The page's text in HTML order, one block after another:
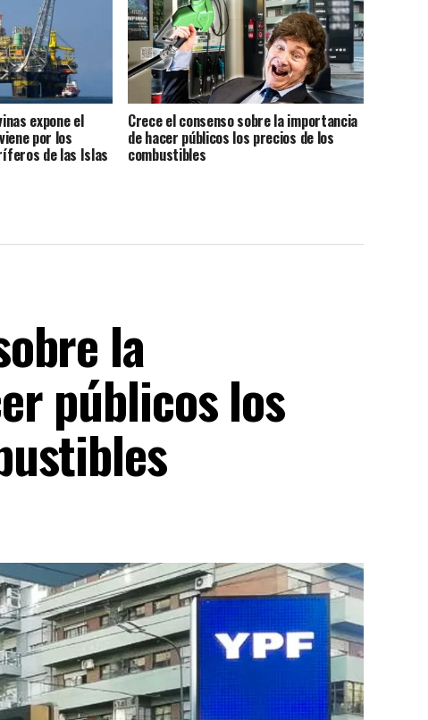
expone el
por los
de las Islas
Crece el consenso sobre la importancia
de hacer públicos los precios de los
combustibles
la
públicos los